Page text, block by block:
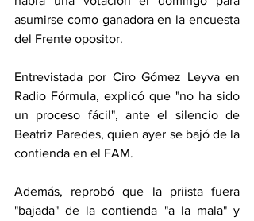
asumirse como ganadora en la encuesta
del Frente opositor.
Entrevistada por Ciro Gómez Leyva en
Radio Fórmula, explicó que "no ha sido
un proceso fácil", ante el silencio de
Beatriz Paredes, quien ayer se bajó de la
contienda en el FAM.
Además, reprobó que la priista fuera
"bajada" de la contienda "a la mala" y